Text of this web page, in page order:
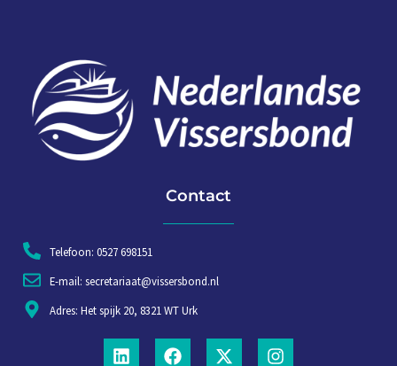
Contact
Telefoon: 0527 698151
E-mail: secretariaat@vissersbond.nl
Adres: Het spijk 20, 8321 WT Urk